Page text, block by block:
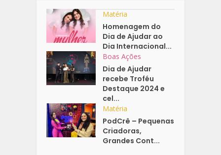
Matéria
Homenagem do
Dia de Ajudar ao
Dia Internacional...
Boas Ações
Dia de Ajudar
recebe Troféu
Destaque 2024 e
cel...
Matéria
PodCrê – Pequenas
Criadoras,
Grandes Cont...